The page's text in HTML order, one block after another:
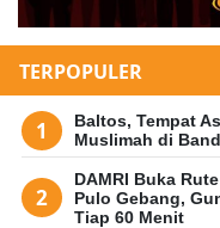
TERPOPULER
Baltos, Tempat
Muslimah di
DAMRI Buka
Pulo Gebang,
Tiap 60 Menit